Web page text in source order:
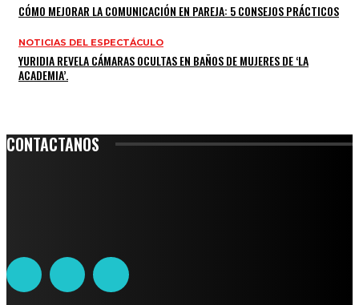
CÓMO MEJORAR LA COMUNICACIÓN EN PAREJA: 5 CONSEJOS PRÁCTICOS
NOTICIAS DEL ESPECTÁCULO
YURIDIA REVELA CÁMARAS OCULTAS EN BAÑOS DE MUJERES DE ‘LA
ACADEMIA’.
CONTACTANOS